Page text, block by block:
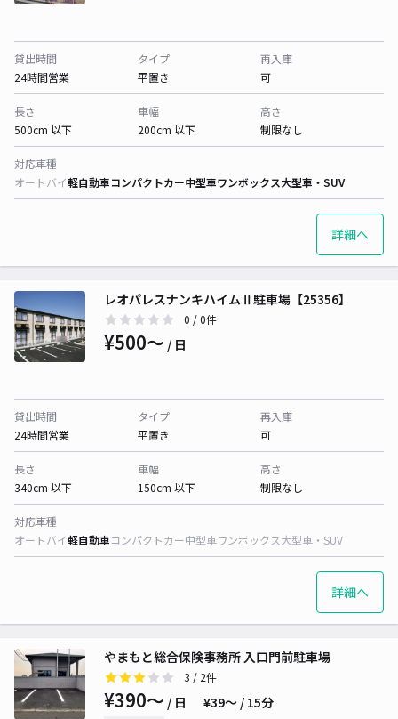
貸出時間
24時間営業
タイプ
平置き
再入庫
可
長さ
500cm 以下
車幅
200cm 以下
高さ
制限なし
対応車種
オートバイ軽自動車コンパクトカー中型車ワンボックス大型車・SUV
詳細へ
レオパレスナンキハイムⅡ駐車場【25356】
0 / 0件
¥500〜 / 日
貸出時間
24時間営業
タイプ
平置き
再入庫
可
長さ
340cm 以下
車幅
150cm 以下
高さ
制限なし
対応車種
オートバイ軽自動車コンパクトカー中型車ワンボックス大型車・SUV
詳細へ
やまもと総合保険事務所 入口門前駐車場
3 / 2件
¥390〜 / 日 ¥39〜 / 15分